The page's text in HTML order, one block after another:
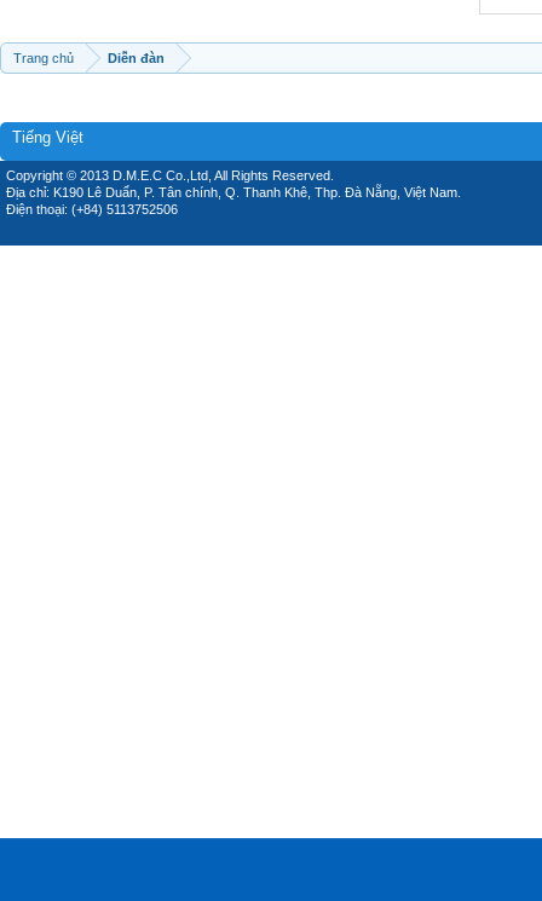
Trang chủ Diễn đàn
Tiếng Việt
Copyright © 2013 D.M.E.C Co.,Ltd, All Rights Reserved.
Địa chỉ: K190 Lê Duẩn, P. Tân chính, Q. Thanh Khê, Thp. Đà Nẵng, Việt Nam.
Điện thoại: (+84) 5113752506